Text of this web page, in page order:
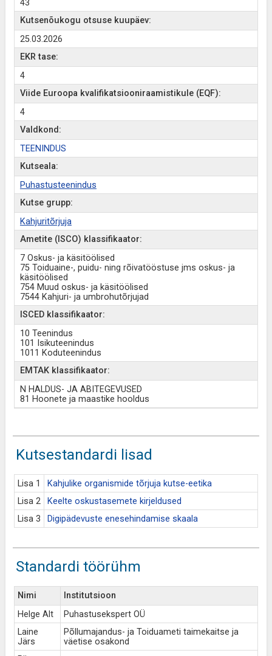
43
Kutsenõukogu otsuse kuupäev:
25.03.2026
EKR tase:
4
Viide Euroopa kvalifikatsiooniraamistikule (EQF):
4
Valdkond:
TEENINDUS
Kutseala:
Puhastusteenindus
Kutse grupp:
Kahjuritõrjuja
Ametite (ISCO) klassifikaator:
7 Oskus- ja käsitöölised
75 Toiduaine-, puidu- ning rõivatööstuse jms oskus- ja
käsitöölised
754 Muud oskus- ja käsitöölised
7544 Kahjuri- ja umbrohutõrjujad
ISCED klassifikaator:
10 Teenindus
101 Isikuteenindus
1011 Koduteenindus
EMTAK klassifikaator:
N HALDUS- JA ABITEGEVUSED
81 Hoonete ja maastike hooldus
Kutsestandardi lisad
Lisa 1
Kahjulike organismide tõrjuja kutse-eetika
Lisa 2
Keelte oskustasemete kirjeldused
Lisa 3
Digipädevuste enesehindamise skaala
Standardi töörühm
Nimi
Institutsioon
Helge Alt
Puhastusekspert OÜ
Laine
Järs
Põllumajandus- ja Toiduameti taimekaitse ja
väetise osakond